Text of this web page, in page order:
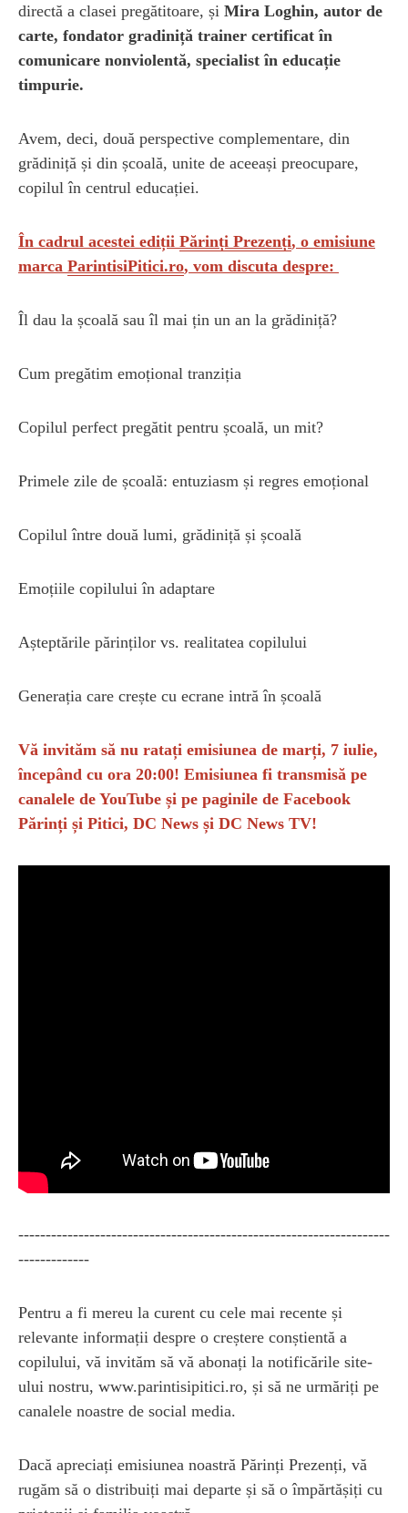
directă a clasei pregătitoare, și Mira Loghin, autor de
carte, fondator gradiniță trainer certificat în
comunicare nonviolentă, specialist în educație
timpurie.
Avem, deci, două perspective complementare, din
grădiniță și din școală, unite de aceeași preocupare,
copilul în centrul educației.
În cadrul acestei ediții Părinți Prezenți, o emisiune
marca ParintisiPitici.ro, vom discuta despre:
Îl dau la școală sau îl mai țin un an la grădiniță?
Cum pregătim emoțional tranziția
Copilul perfect pregătit pentru școală, un mit?
Primele zile de școală: entuziasm și regres emoțional
Copilul între două lumi, grădiniță și școală
Emoțiile copilului în adaptare
Așteptările părinților vs. realitatea copilului
Generația care crește cu ecrane intră în școală
Vă invităm să nu ratați emisiunea de marți, 7 iulie,
începând cu ora 20:00! Emisiunea fi transmisă pe
canalele de YouTube și pe paginile de Facebook
Părinți și Pitici, DC News și DC News TV!
--------------------------------------------------------------------
-------------
Pentru a fi mereu la curent cu cele mai recente și
relevante informații despre o creștere conștientă a
copilului, vă invităm să vă abonați la notificările site-
ului nostru, www.parintisipitici.ro, și să ne urmăriți pe
canalele noastre de social media.
Dacă apreciați emisiunea noastră Părinți Prezenți, vă
rugăm să o distribuiți mai departe și să o împărtășiți cu